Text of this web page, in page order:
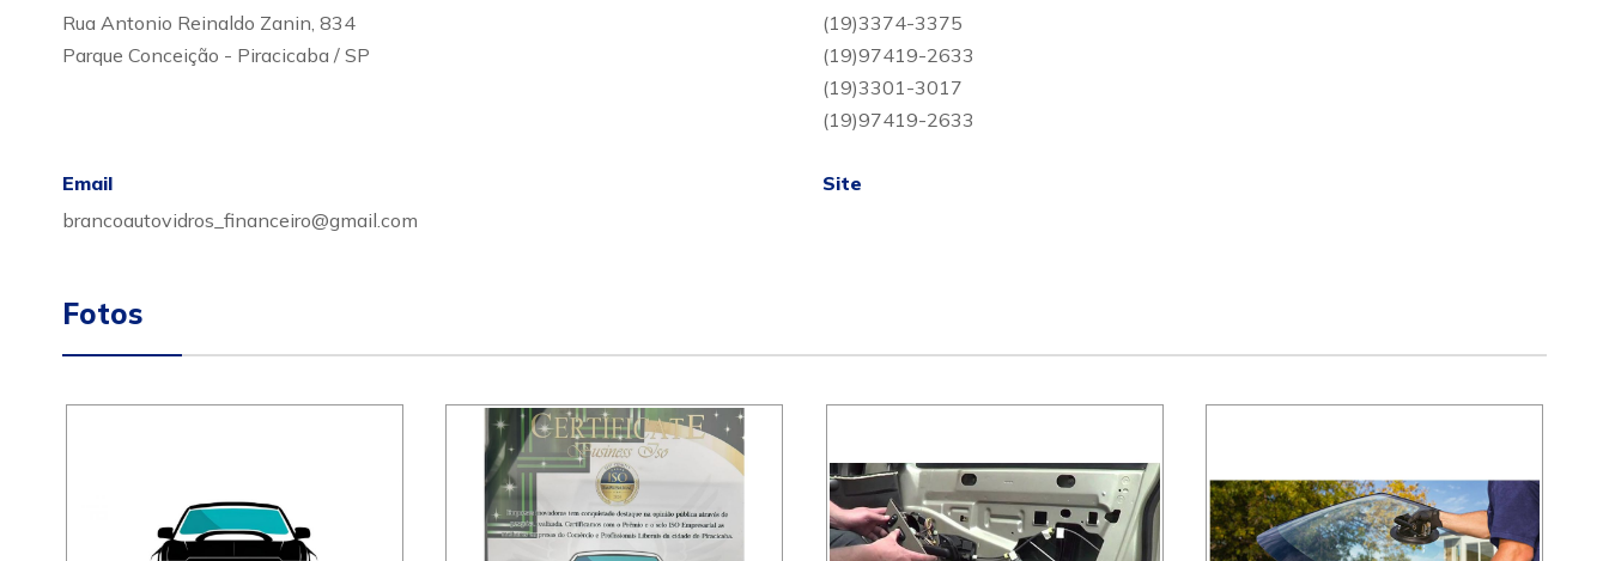
Rua Antonio Reinaldo Zanin, 834
Parque Conceição - Piracicaba / SP
(19)3374-3375
(19)97419-2633
(19)3301-3017
(19)97419-2633
Email
brancoautovidros_financeiro@gmail.com
Site
Fotos